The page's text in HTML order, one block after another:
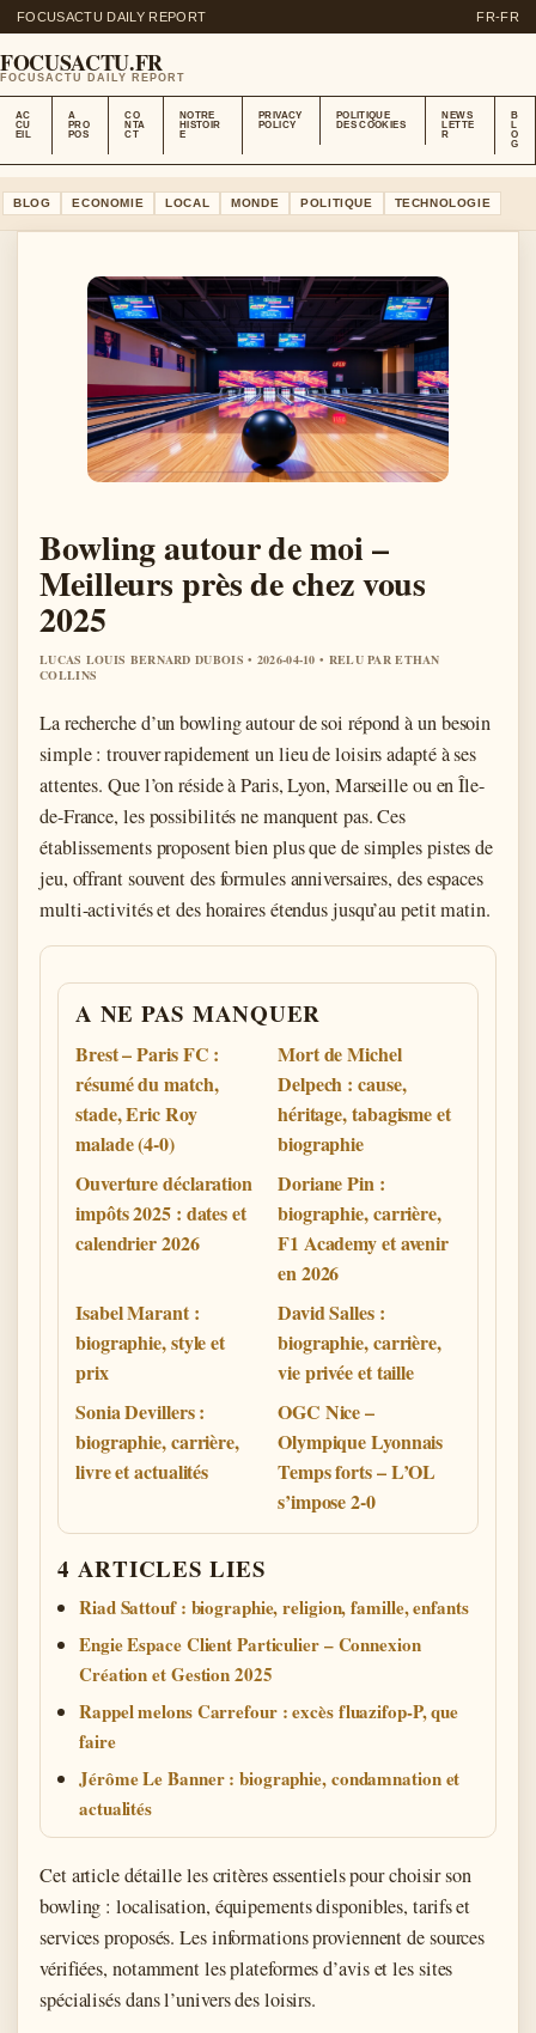
FOCUSACTU DAILY REPORT FR-FR
FOCUSACTU.FR
FOCUSACTU DAILY REPORT
AC
CU
EIL
A
PRO
POS
CO
NTA
CT
NOTRE
HISTOIR
E
PRIVACY
POLICY
POLITIQUE
DES COOKIES
NEWS
LETTE
R
B
L
O
G
BLOG ECONOMIE LOCAL MONDE POLITIQUE TECHNOLOGIE
Bowling autour de moi –
Meilleurs près de chez vous
2025
LUCAS LOUIS BERNARD DUBOIS • 2026-04-10 • RELU PAR ETHAN
COLLINS
La recherche d’un bowling autour de soi répond à un besoin
simple : trouver rapidement un lieu de loisirs adapté à ses
attentes. Que l’on réside à Paris, Lyon, Marseille ou en Île-
de-France, les possibilités ne manquent pas. Ces
établissements proposent bien plus que de simples pistes de
jeu, offrant souvent des formules anniversaires, des espaces
multi-activités et des horaires étendus jusqu’au petit matin.
A NE PAS MANQUER
Brest – Paris FC :
résumé du match,
stade, Eric Roy
malade (4-0)
Mort de Michel
Delpech : cause,
héritage, tabagisme et
biographie
Ouverture déclaration
impôts 2025 : dates et
calendrier 2026
Doriane Pin :
biographie, carrière,
F1 Academy et avenir
en 2026
Isabel Marant :
biographie, style et
prix
David Salles :
biographie, carrière,
vie privée et taille
Sonia Devillers :
biographie, carrière,
livre et actualités
OGC Nice –
Olympique Lyonnais
Temps forts – L’OL
s’impose 2-0
4 ARTICLES LIES
Riad Sattouf : biographie, religion, famille, enfants
Engie Espace Client Particulier – Connexion
Création et Gestion 2025
Rappel melons Carrefour : excès fluazifop-P, que
faire
Jérôme Le Banner : biographie, condamnation et
actualités
Cet article détaille les critères essentiels pour choisir son
bowling : localisation, équipements disponibles, tarifs et
services proposés. Les informations proviennent de sources
vérifiées, notamment les plateformes d’avis et les sites
spécialisés dans l’univers des loisirs.